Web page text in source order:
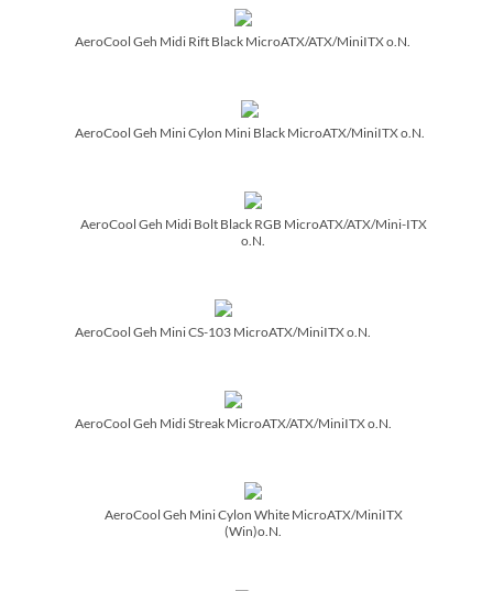
AeroCool Geh Midi Rift Black MicroATX/­ATX/­MiniITX o.N.
AeroCool Geh Mini Cylon Mini Black MicroATX/­MiniITX o.N.
AeroCool Geh Midi Bolt Black RGB MicroATX/­ATX/­Mini-ITX
o.N.
AeroCool Geh Mini CS-103 MicroATX/­MiniITX o.N.
AeroCool Geh Midi Streak MicroATX/­ATX/­MiniITX o.N.
AeroCool Geh Mini Cylon White MicroATX/­MiniITX
(Win)o.N.